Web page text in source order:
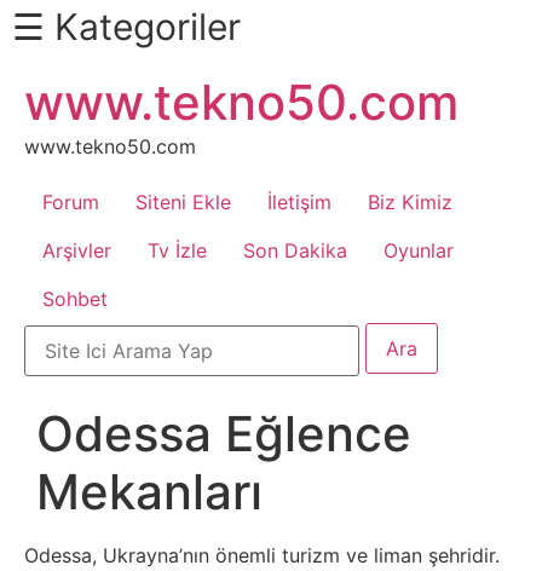
Daha
Fazlası
İçin
Kaydır
Android
Apk
Arabalar
Bankacılık
İşlemleri
Belgesel
☰ Kategoriler
atla
www.tekno50.com
www.tekno50.com
Forum Siteni Ekle İletişim
Biz Kimiz
Arşivler
Tv İzle Son Dakika
Oyunlar
Sohbet
Odessa Eğlence
Mekanları
Odessa, Ukrayna’nın önemli turizm ve liman şehridir.